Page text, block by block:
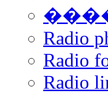
Radio
Radio
Radio